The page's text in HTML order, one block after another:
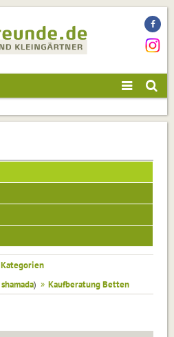
Kategorien
shamada) » Kaufberatung Betten